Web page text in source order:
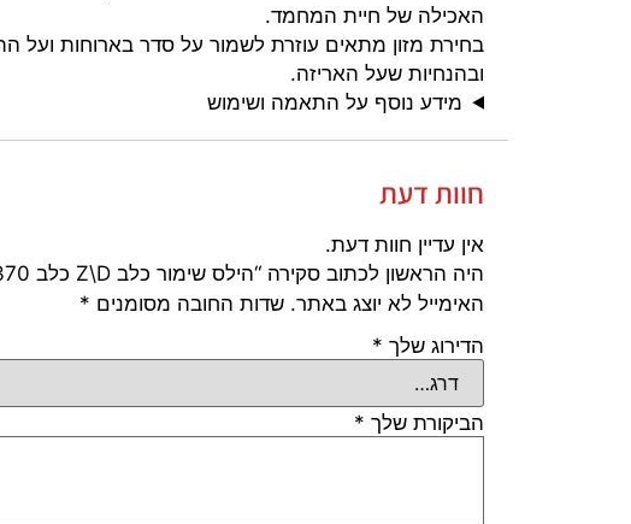
האכילה של חיית המחמד.
בחירת מזון מתאים עוזרת לשמור על סדר בארוחות ועל
ובהנחיות שעל האריזה.
מידע נוסף על התאמה ושימוש
חוות דעת
אין עדיין חוות דעת.
היה הראשון לכתוב סקירה “הילס שימור כלב Z\D כלב 370 גרם”
האימייל לא יוצג באתר. שדות החובה מסומנים *
הדירוג שלך *
הביקורת שלך *